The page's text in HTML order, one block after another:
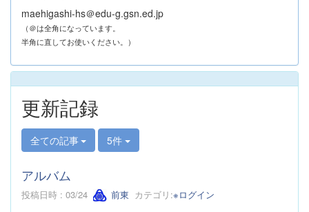
maehigashi-hs＠edu-g.gsn.ed.jp
（＠は全角になっています。
半角に直してお使いください。）
更新記録
全ての記事 5件
アルバム
投稿日時 : 03/24 前東 カテゴリ:※ログイン